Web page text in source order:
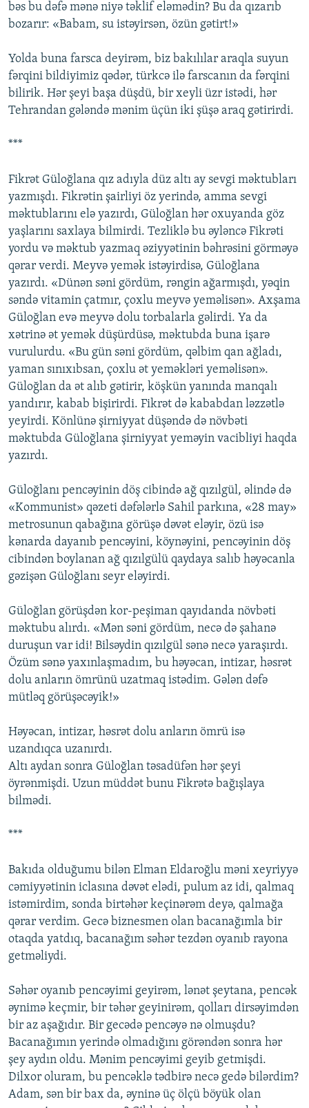
bəs bu dəfə mənə niyə təklif eləmədin? Bu da qızarıb
bozarır: «Babam, su istəyirsən, özün gətirt!»
Yolda buna farsca deyirəm, biz bakılılar araqla suyun
fərqini bildiyimiz qədər, türkcə ilə farscanın da fərqini
bilirik. Hər şeyi başa düşdü, bir xeyli üzr istədi, hər
Tehrandan gələndə mənim üçün iki şüşə araq gətirirdi.
***
Fikrət Güloğlana qız adıyla düz altı ay sevgi məktubları
yazmışdı. Fikrətin şairliyi öz yerində, amma sevgi
məktublarını elə yazırdı, Güloğlan hər oxuyanda göz
yaşlarını saxlaya bilmirdi. Tezliklə bu əyləncə Fikrəti
yordu və məktub yazmaq əziyyətinin bəhrəsini görməyə
qərar verdi. Meyvə yemək istəyirdisə, Güloğlana
yazırdı. «Dünən səni gördüm, rəngin ağarmışdı, yəqin
səndə vitamin çatmır, çoxlu meyvə yeməlisən». Axşama
Güloğlan evə meyvə dolu torbalarla gəlirdi. Ya da
xətrinə ət yemək düşürdüsə, məktubda buna işarə
vurulurdu. «Bu gün səni gördüm, qəlbim qan ağladı,
yaman sınıxıbsan, çoxlu ət yeməkləri yeməlisən».
Güloğlan da ət alıb gətirir, köşkün yanında manqalı
yandırır, kabab bişirirdi. Fikrət də kababdan ləzzətlə
yeyirdi. Könlünə şirniyyat düşəndə də növbəti
məktubda Güloğlana şirniyyat yeməyin vacibliyi haqda
yazırdı.
Güloğlanı pencəyinin döş cibində ağ qızılgül, əlində də
«Kommunist» qəzeti dəfələrlə Sahil parkına, «28 may»
metrosunun qabağına görüşə dəvət eləyir, özü isə
kənarda dayanıb pencəyini, köynəyini, pencəyinin döş
cibindən boylanan ağ qızılgülü qaydaya salıb həyəcanla
gəzişən Güloğlanı seyr eləyirdi.
Güloğlan görüşdən kor-peşiman qayıdanda növbəti
məktubu alırdı. «Mən səni gördüm, necə də şahanə
duruşun var idi! Bilsəydin qızılgül sənə necə yaraşırdı.
Özüm sənə yaxınlaşmadım, bu həyəcan, intizar, həsrət
dolu anların ömrünü uzatmaq istədim. Gələn dəfə
mütləq görüşəcəyik!»
Həyəcan, intizar, həsrət dolu anların ömrü isə
uzandıqca uzanırdı.
Altı aydan sonra Güloğlan təsadüfən hər şeyi
öyrənmişdi. Uzun müddət bunu Fikrətə bağışlaya
bilmədi.
***
Bakıda olduğumu bilən Elman Eldaroğlu məni xeyriyyə
cəmiyyətinin iclasına dəvət elədi, pulum az idi, qalmaq
istəmirdim, sonda birtəhər keçinərəm deyə, qalmağa
qərar verdim. Gecə biznesmen olan bacanağımla bir
otaqda yatdıq, bacanağım səhər tezdən oyanıb rayona
getməliydi.
Səhər oyanıb pencəyimi geyirəm, lənət şeytana, pencək
əynimə keçmir, bir təhər geyinirəm, qolları dirsəyimdən
bir az aşağıdır. Bir gecədə pencəyə nə olmuşdu?
Bacanağımın yerində olmadığını görəndən sonra hər
şey aydın oldu. Mənim pencəyimi geyib getmişdi.
Dilxor oluram, bu pencəklə tədbirə necə gedə bilərdim?
Adam, sən bir bax da, əyninə üç ölçü böyük olan